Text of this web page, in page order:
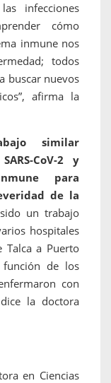
infecciones
cómo
inmune nos
todos
buscar nuevos
afirma la
similar
CoV-2 y
para
de la
un trabajo
hospitales
Talca a Puerto
de los
con
la doctora
en Ciencias